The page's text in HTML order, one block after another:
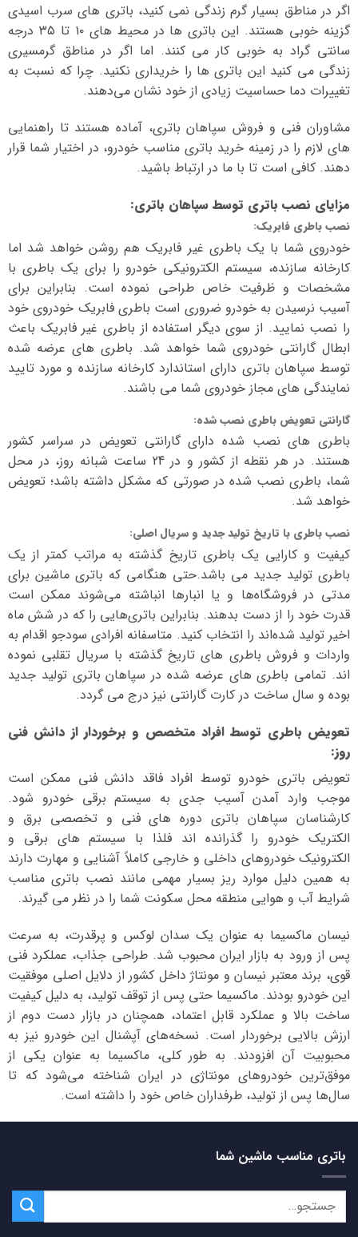
اگر در مناطق بسیار گرم زندگی نمی کنید، باتری های سرب اسیدی
گزینه خوبی هستند. این باتری ها در محیط های ۱۰ تا ۳۵ درجه
سانتی گراد به خوبی کار می کنند. اما اگر در مناطق گرمسیری
زندگی می کنید این باتری ها را خریداری نکنید. چرا که نسبت به
تغییرات دما حساسیت زیادی از خود نشان می‌دهند.
مشاوران فنی و فروش سپاهان باتری، آماده هستند تا راهنمایی
های لازم را در زمینه خرید باتری مناسب خودرو، در اختیار شما قرار
دهند. کافی است تا با ما در ارتباط باشید.
مزایای نصب باتری توسط سپاهان باتری:
نصب باطری فابریک:
خودروی شما با یک باطری غیر فابریک هم روشن خواهد شد اما
کارخانه سازنده، سیستم الکترونیکی خودرو را برای یک باطری با
مشخصات و ظرفیت خاص طراحی نموده است. بنابراین برای
آسیب نرسیدن به خودرو ضروری است باطری فابریک خودروی خود
را نصب نمایید. از سوی دیگر استفاده از باطری غیر فابریک باعث
ابطال گارانتی خودروی شما خواهد شد. باطری های عرضه شده
توسط سپاهان باتری دارای استاندارد کارخانه سازنده و مورد تایید
نمایندگی های مجاز خودروی شما می باشند.
گارانتی تعویض باطری نصب شده:
باطری های نصب شده دارای گارانتی تعویض در سراسر کشور
هستند. در هر نقطه از کشور و در 24 ساعت شبانه روز، در محل
شما، باطری نصب شده در صورتی که مشکل داشته باشد؛ تعویض
خواهد شد.
نصب باطری با تاریخ تولید جدید و سریال اصلی:
کیفیت و کارایی یک باطری تاریخ گذشته به مراتب کمتر از یک
باطری تولید جدید می باشد.حتی هنگامی که باتری ماشین برای
مدتی در فروشگاه‌ها و یا انبارها انباشته می‌شوند ممکن است
قدرت خود را از دست بدهند. بنابراین باتری‌هایی را که در شش ماه
اخیر تولید شده‌اند را انتخاب کنید. متاسفانه افرادی سودجو اقدام به
واردات و فروش باطری های تاریخ گذشته با سریال تقلبی نموده
اند. تمامی باطری های عرضه شده در سپاهان باتری تولید جدید
بوده و سال ساخت در کارت گارانتی نیز درج می گردد.
تعویض باطری توسط افراد متخصص و برخوردار از دانش فنی
روز:
تعویض باتری خودرو توسط افراد فاقد دانش فنی ممکن است
موجب وارد آمدن آسیب جدی به سیستم برقی خودرو شود.
کارشناسان سپاهان باتری دوره های فنی و تخصصی برق و
الکتریک خودرو را گذرانده اند فلذا با سیستم های برقی و
الکترونیک خودروهای داخلی و خارجی کاملاً آشنایی و مهارت دارند
به همین دلیل موارد ریز بسیار مهمی مانند نصب باتری مناسب
شرایط آب و هوایی منطقه محل سکونت شما را در نظر می گیرند.
نیسان ماکسیما به عنوان یک سدان لوکس و پرقدرت، به سرعت
پس از ورود به بازار ایران محبوب شد. طراحی جذاب، عملکرد فنی
قوی، برند معتبر نیسان و مونتاژ داخل کشور از دلایل اصلی موفقیت
این خودرو بودند. ماکسیما حتی پس از توقف تولید، به دلیل کیفیت
ساخت بالا و عملکرد قابل اعتماد، همچنان در بازار دست دوم از
ارزش بالایی برخوردار است. نسخه‌های آپشنال این خودرو نیز به
محبوبیت آن افزودند. به طور کلی، ماکسیما به عنوان یکی از
موفق‌ترین خودروهای مونتاژی در ایران شناخته می‌شود که تا
سال‌ها پس از تولید، طرفداران خاص خود را داشته است.
باتری مناسب ماشین شما